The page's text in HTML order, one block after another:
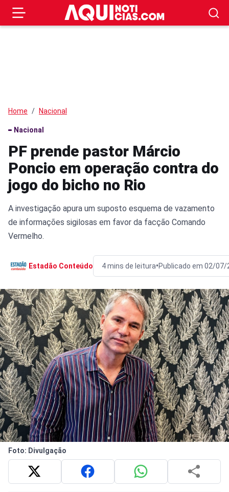
Home Nacional
Nacional
PF prende pastor Márcio
Poncio em operação contra do
jogo do bicho no Rio
A investigação apura um suposto esquema de vazamento
de informações sigilosas em favor da facção Comando
Vermelho.
Estadão Conteúdo 4 mins de leitura•Publicado em 02/07/
Foto: Divulgação